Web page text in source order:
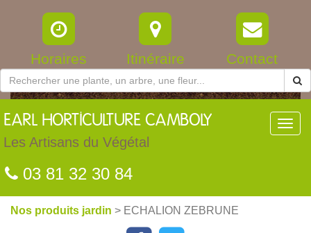
Horaires Itinéraire Contact
EARL HORTICULTURE CAMBOLY
Les Artisans du Végétal
03 81 32 30 84
Nos produits jardin > ECHALION ZEBRUNE